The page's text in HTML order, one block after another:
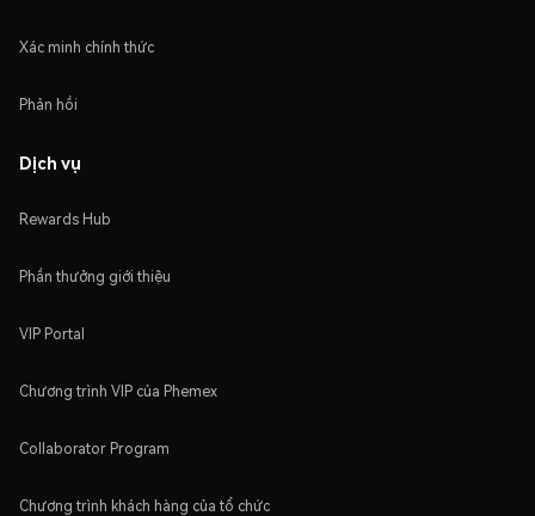
Xác minh chính thức
Phản hồi
Dịch vụ
Rewards Hub
Phần thưởng giới thiệu
VIP Portal
Chương trình VIP của Phemex
Collaborator Program
Chương trình khách hàng của tổ chức